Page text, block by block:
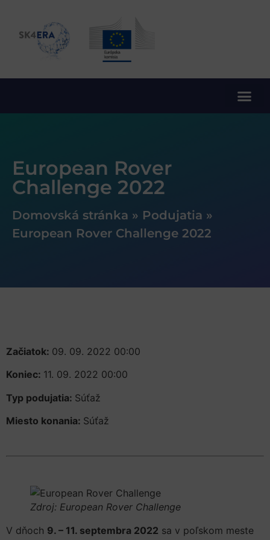
European Rover
Challenge 2022
Domovská stránka » Podujatia »
European Rover Challenge 2022
Začiatok: 09. 09. 2022 00:00
Koniec: 11. 09. 2022 00:00
Typ podujatia: Súťaž
Miesto konania: Súťaž
Zdroj: European Rover Challenge
V dňoch 9. – 11. septembra 2022 sa v poľskom meste